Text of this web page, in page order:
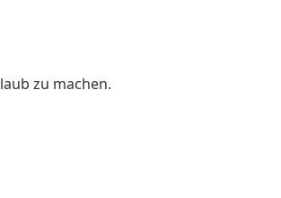
zu machen.